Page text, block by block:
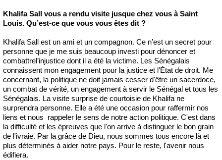
Khalifa Sall vous a rendu visite jusque chez vous à Saint
Louis. Qu’est-ce que vous vous êtes dit ?
Khalifa Sall est un ami et un compagnon. Ce n’est un secret pour
personne que je me suis beaucoup investi pour dénoncer et
combattrel’injustice dont il a été la victime. Les Sénégalais
connaissent mon engagement pour la justice et l’État de droit. Me
concernant, la politique ne doit jamais cesser d'être un sacerdoce,
un combat de vérité, un engagement à servir le Sénégal et tous les
Sénégalais. La visite surprise de courtoisie de Khalifa ne
surprendra personne. Elle a été une occasion pour raffermir nos
liens et nous rappeler le sens de notre action politique. C'est dans
la difficulté et les épreuves que l'on arrive à distinguer le bon grain
de l'ivraie. Par la grâce de Dieu, nous sommes tous encore là et
plus déterminés à aider notre pays. Pour le reste, l'avenir nous
édifiera.